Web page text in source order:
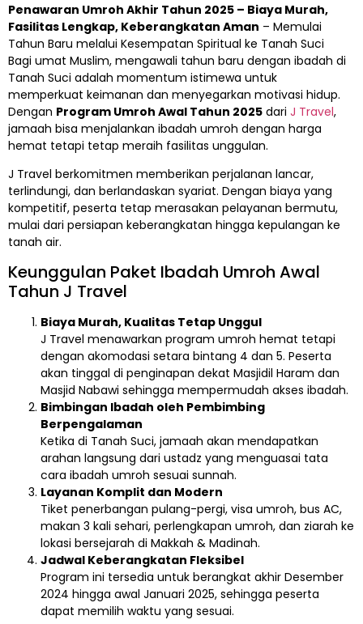
Penawaran Umroh Akhir Tahun 2025 – Biaya Murah,
Fasilitas Lengkap, Keberangkatan Aman – Memulai
Tahun Baru melalui Kesempatan Spiritual ke Tanah Suci
Bagi umat Muslim, mengawali tahun baru dengan ibadah di
Tanah Suci adalah momentum istimewa untuk
memperkuat keimanan dan menyegarkan motivasi hidup.
Dengan Program Umroh Awal Tahun 2025 dari J Travel,
jamaah bisa menjalankan ibadah umroh dengan harga
hemat tetapi tetap meraih fasilitas unggulan.
J Travel berkomitmen memberikan perjalanan lancar,
terlindungi, dan berlandaskan syariat. Dengan biaya yang
kompetitif, peserta tetap merasakan pelayanan bermutu,
mulai dari persiapan keberangkatan hingga kepulangan ke
tanah air.
Keunggulan Paket Ibadah Umroh Awal
Tahun J Travel
Biaya Murah, Kualitas Tetap Unggul
J Travel menawarkan program umroh hemat tetapi
dengan akomodasi setara bintang 4 dan 5. Peserta
akan tinggal di penginapan dekat Masjidil Haram dan
Masjid Nabawi sehingga mempermudah akses ibadah.
Bimbingan Ibadah oleh Pembimbing
Berpengalaman
Ketika di Tanah Suci, jamaah akan mendapatkan
arahan langsung dari ustadz yang menguasai tata
cara ibadah umroh sesuai sunnah.
Layanan Komplit dan Modern
Tiket penerbangan pulang-pergi, visa umroh, bus AC,
makan 3 kali sehari, perlengkapan umroh, dan ziarah ke
lokasi bersejarah di Makkah & Madinah.
Jadwal Keberangkatan Fleksibel
Program ini tersedia untuk berangkat akhir Desember
2024 hingga awal Januari 2025, sehingga peserta
dapat memilih waktu yang sesuai.